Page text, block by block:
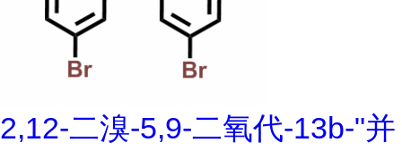
2,12-二溴-5,9-二氧代-13b-"并